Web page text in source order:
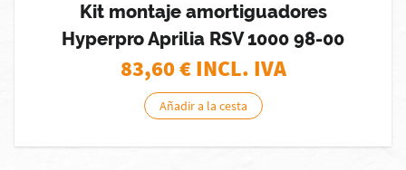
Kit montaje amortiguadores
Hyperpro Aprilia RSV 1000 98-00
83,60€ INCL. IVA
Añadir a la cesta